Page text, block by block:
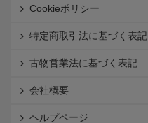
Cookieポリシー
特定商取引法に基づく表記
古物営業法に基づく表記
会社概要
ヘルプページ